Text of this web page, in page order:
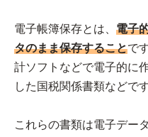
電子帳簿保存とは、 電子
タのまま保存することで
計ソフトなどで電子的に
した国税関係書類などです
これらの書類は電子デー